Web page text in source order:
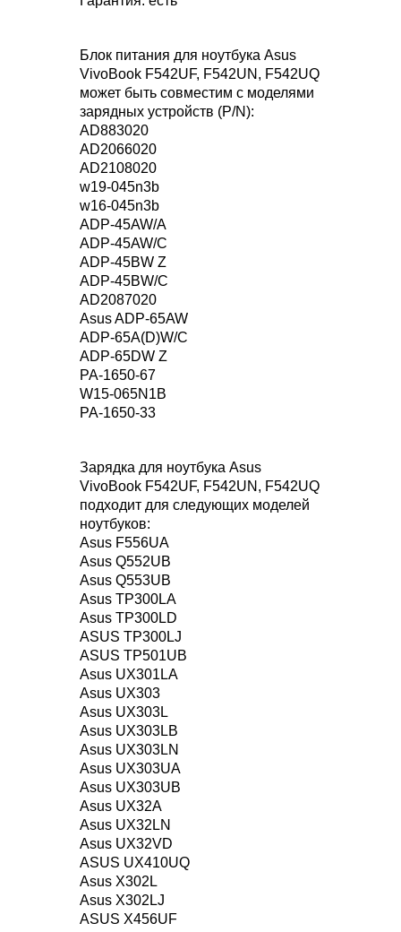
Блок питания для ноутбука Asus
VivoBook F542UF, F542UN, F542UQ
может быть совместим с моделями
зарядных устройств (P/N):
AD883020
AD2066020
AD2108020
w19-045n3b
w16-045n3b
ADP-45AW/A
ADP-45AW/C
ADP-45BW Z
ADP-45BW/C
AD2087020
Asus ADP-65AW
ADP-65A(D)W/C
ADP-65DW Z
PA-1650-67
W15-065N1B
PA-1650-33
Зарядка для ноутбука Asus
VivoBook F542UF, F542UN, F542UQ
подходит для следующих моделей
ноутбуков:
Asus F556UA
Asus Q552UB
Asus Q553UB
Asus TP300LA
Asus TP300LD
ASUS TP300LJ
ASUS TP501UB
Asus UX301LA
Asus UX303
Asus UX303L
Asus UX303LB
Asus UX303LN
Asus UX303UA
Asus UX303UB
Asus UX32A
Asus UX32LN
Asus UX32VD
ASUS UX410UQ
Asus X302L
Asus X302LJ
ASUS X456UF